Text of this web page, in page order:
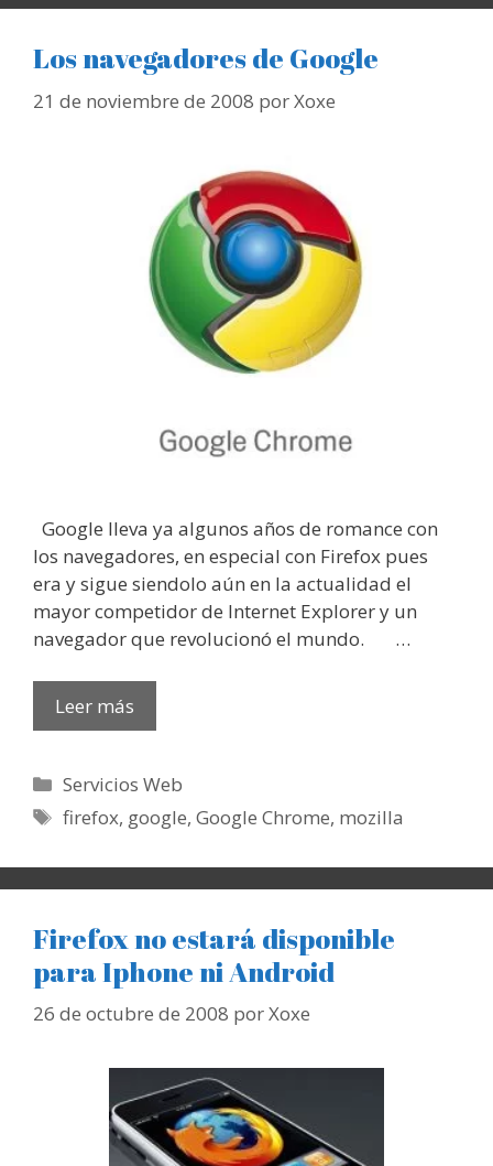
Los navegadores de Google
21 de noviembre de 2008 porXoxe
Google lleva ya algunos años de romance con
los navegadores, en especial con Firefox pues
era y sigue siendolo aún en la actualidad el
mayor competidor de Internet Explorer y un
navegador que revolucionó el mundo. …
Leer más
Categorías
Servicios Web
Etiquetas
firefox, google,Google Chrome, mozilla
Firefox no estará disponible
para Iphone ni Android
26 de octubre de 2008 porXoxe